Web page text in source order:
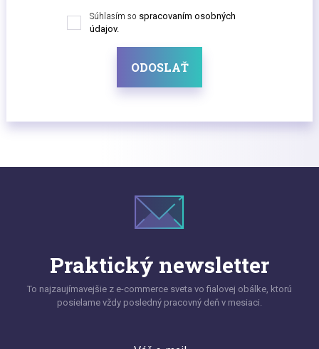
Súhlasím so spracovaním osobných
údajov.
ODOSLAŤ
Praktický newsletter
To najzaujímavejšie z e-commerce sveta vo fialovej obálke, ktorú
posielame vždy posledný pracovný deň v mesiaci.